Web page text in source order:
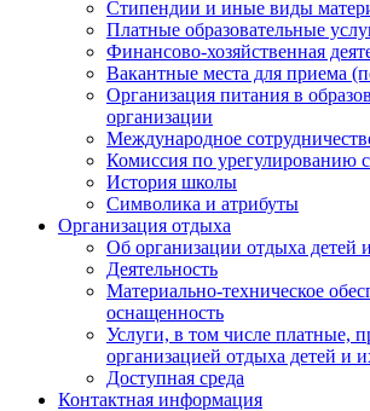
Стипендии и иные виды
Платные образовательные
Финансово-хозяйственная
Вакантные места для приема
Организация питания в
организации
Международное
Комиссия по урегулированию
История школы
Символика и атрибуты
Организация отдыха
Об организации отдыха детей
Деятельность
Материально-техническое
оснащенность
Услуги, в том числе платные,
организацией отдыха детей и
Доступная среда
Контактная информация